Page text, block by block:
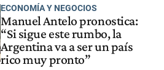
ECONOMÍA Y NEGOCIOS
Manuel Antelo pronostica:
“Si sigue este rumbo, la
Argentina va a ser un país
rico muy pronto”